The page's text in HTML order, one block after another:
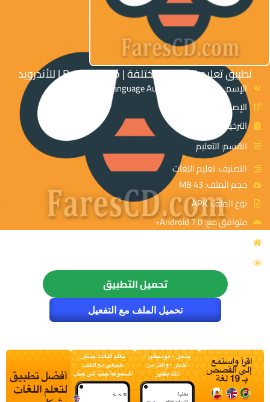
تطبيق تعليم اللغات المختلفة | Beelinguapp | للأندرويد
الإسم: Beelinguapp Language Audiobook Premium
الإصدار: v3.280
الترخيص: Paid
القسم: التعليم
التصنيف: تعليم اللغات
حجم الملف: 43 MB
نوع الملف: APK
متوافق مع: Android 7.0+
تحميل التطبيق
تحميل الملف مع التفعيل